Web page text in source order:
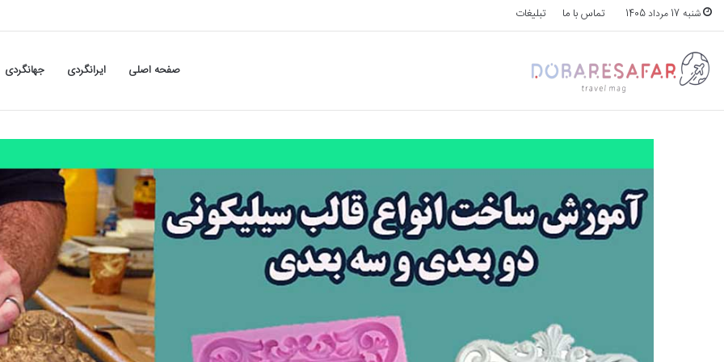
شنبه 17 مرداد 1405 تماس با ما تبلیغات
صفحه اصلی ایرانگردی جهانگردی